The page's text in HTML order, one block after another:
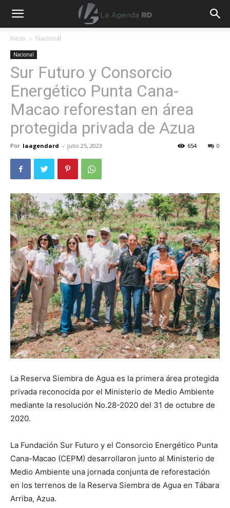
Agenda
Inicio Nacional
Nacional
Sur Futuro y Consorcio
Energético Punta Cana-
Macao reforestan en área
protegida privada de Azua
Por laagendard - julio 25, 2023 0
654
La Reserva Siembra de Agua es la primera área protegida
privada reconocida por el Ministerio de Medio Ambiente
mediante la resolución No.28-2020 del 31 de octubre de
2020.
La Fundación Sur Futuro y el Consorcio Energético Punta
Cana-Macao (CEPM) desarrollaron junto al Ministerio de
Medio Ambiente una jornada conjunta de reforestación
en los terrenos de la Reserva Siembra de Agua en Tábara
Arriba, Azua.